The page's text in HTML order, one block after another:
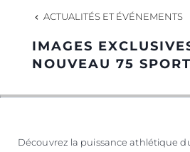
NOTRE
NOTRE
ACTUALITÉS ET ÉVÉNEMENTS
IMAGES
NOUVEAU 75
Découvrez la puissance athlétique